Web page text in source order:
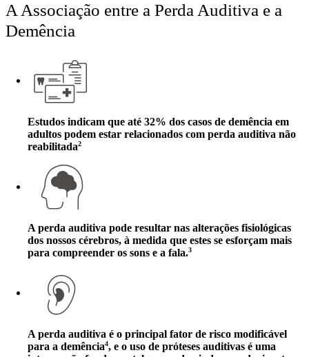
A Associação entre a Perda Auditiva e a
Demência
Estudos indicam que até 32% dos casos de demência em
adultos podem estar relacionados com perda auditiva não
reabilitada2
A perda auditiva pode resultar nas alterações fisiológicas
dos nossos cérebros, à medida que estes se esforçam mais
para compreender os sons e a fala.3
A perda auditiva é o principal fator de risco modificável
para a demência4, e o uso de próteses auditivas é uma